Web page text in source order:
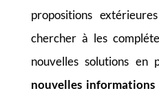
propositions
chercher à les
nouvelles solutions en
nouvelles informations